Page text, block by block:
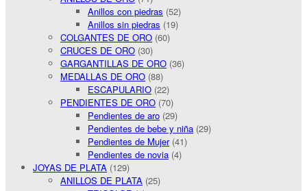
Anillos con piedras (52)
Anillos sin piedras (19)
COLGANTES DE ORO (60)
CRUCES DE ORO (30)
GARGANTILLAS DE ORO (36)
MEDALLAS DE ORO (88)
ESCAPULARIO (22)
PENDIENTES DE ORO (70)
Pendientes de aro (29)
Pendientes de bebe y niña (29)
Pendientes de Mujer (41)
Pendientes de novia (4)
JOYAS DE PLATA (129)
ANILLOS DE PLATA (25)